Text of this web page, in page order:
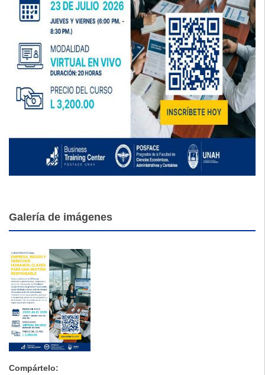
Galería de imágenes
Compártelo: